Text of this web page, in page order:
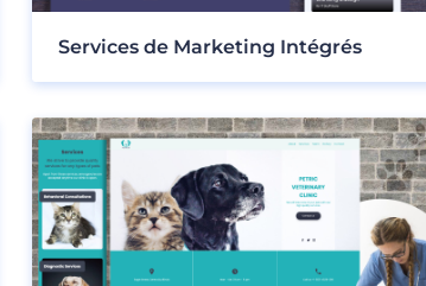
Services de Marketing Intégrés